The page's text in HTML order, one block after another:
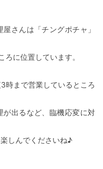
さんは「チングポチャ」
に位置しています。
時まで営業しているところ
が出るなど、臨機応変に対
しんでくださいね♪